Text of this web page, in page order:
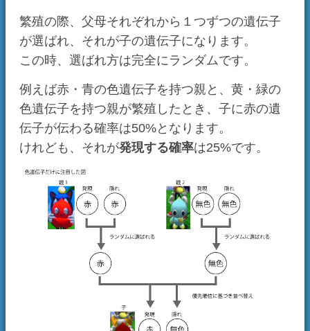
遺伝子だけ見れば他の組み合わせも考えられる
のに、どうしてこうなるのか？
説明のため、それぞれの遺伝子を別個に見てい
きましょう。
色遺伝子
ピュアチャオから無色の遺伝子と、つや赤ハー
フから赤の遺伝子が遺伝します。
でも、発現するのは赤の遺伝子のほうだけで
す。というのも、無色の遺伝子は他の色遺伝子
より発現しにくいからです。「無色」と「無
したがって色遺伝子は必ず「赤」が発現しま
模様遺伝子 。
模様遺伝子でどちらが発現するかはランダムに
したがって模様遺伝子は優性と劣性の両方があ
は色遺伝子と同じで、必ず「ある」
方が優先して発現します。